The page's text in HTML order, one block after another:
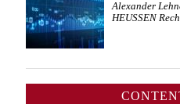
Alexander
HEUSSEN